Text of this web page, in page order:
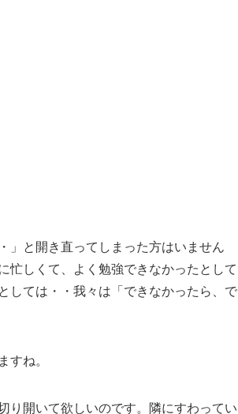
」と開き直ってしまった方はいません
忙しくて、よく勉強できなかったとして
しては・・我々は「できなかったら、で
すね。
り開いて欲しいのです。隣にすわってい